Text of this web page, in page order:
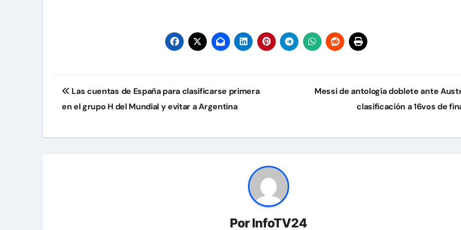
Navegación
de
Las cuentas de España para clasificarse primera
en el grupo H del Mundial y evitar a Argentina
Messi de antología doblete ante
clasificación a 16vos de
PorInfoTV24